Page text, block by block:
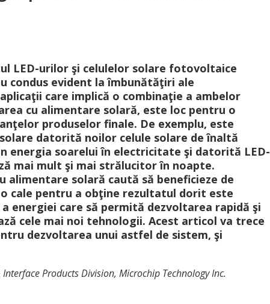
LED-urilor şi celulelor solare fotovoltaice
condus evident la îmbunătăţiri ale
care implică o combinaţie a ambelor
cu alimentare solară, este loc pentru o
produselor finale. De exemplu, este
datorită noilor celule solare de înaltă
energia soarelui în electricitate şi datorită LED-
mai mult şi mai strălucitor în noapte.
alimentare solară caută să beneficieze de
cale pentru a obţine rezultatul dorit este
energiei care să permită dezvoltarea rapidă şi
cele mai noi tehnologii. Acest articol va trece
dezvoltarea unui astfel de sistem, şi
Products Division, Microchip Technology Inc.